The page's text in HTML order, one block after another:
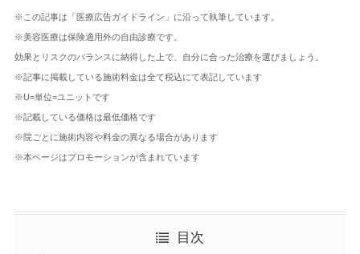
※この記事は「医療広告ガイドライン」に沿って執筆しています。
※美容医療は保険適用外の自由診療です。
効果とリスクのバランスに納得した上で、自分に合った治療を選びましょう。
※記事に掲載している施術料金は全て税込にて表記しています
※U=単位=ユニットです
※記載している価格は最低価格です
※院ごとに施術内容や料金の異なる場合があります
※本ページはプロモーションが含まれています
目次